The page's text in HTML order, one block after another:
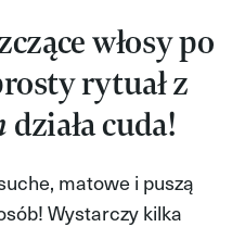
włosy po
rytuał z
działa cuda!
matowe i puszą
Wystarczy kilka